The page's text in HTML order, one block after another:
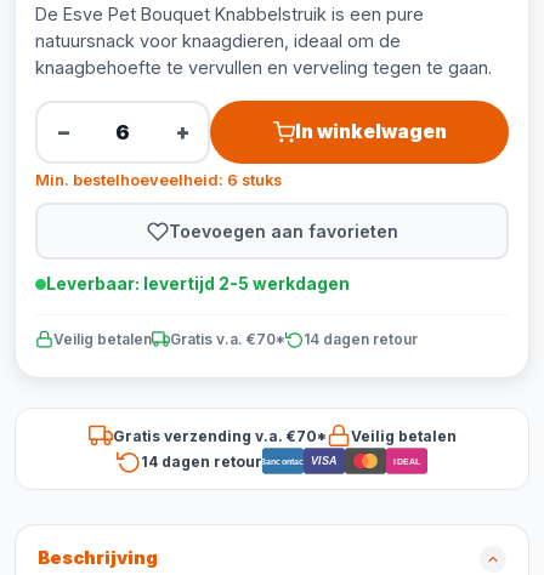
De Esve Pet Bouquet Knabbelstruik is een pure
natuursnack voor knaagdieren, ideaal om de
knaagbehoefte te vervullen en verveling tegen te gaan.
− + In winkelwagen
Min. bestelhoeveelheid: 6 stuks
Toevoegen aan favorieten
Leverbaar: levertijd 2-5 werkdagen
Veilig betalen Gratis v.a. €70* 14 dagen retour
Gratis verzending v.a. €70*
Veilig betalen
14 dagen retourBancontact VISA iDEAL
Beschrijving